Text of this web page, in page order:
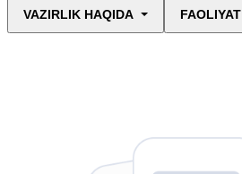
VAZIRLIK HAQIDA FAOLIYAT